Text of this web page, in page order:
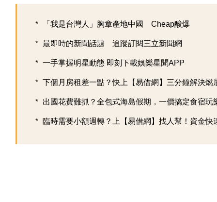
「我是台灣人」胸章產地中國 Cheap酸爆
最即時的新聞話題 追蹤訂閱三立新聞網
一手掌握明星動態 即刻下載娛樂星聞APP
下個月房租差一點？快上【易借網】三分鐘解決燃
出國花費難抓？全包式海島假期，一價搞定食宿玩
臨時需要小額週轉？上【易借網】找人幫！資金快